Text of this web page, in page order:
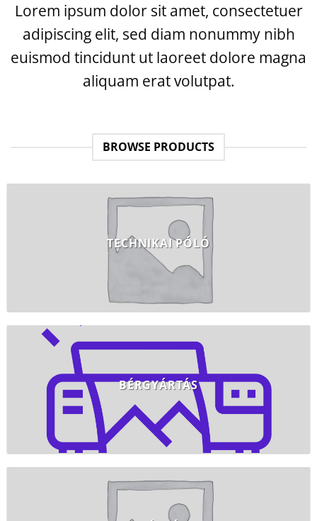
Lorem ipsum dolor sit amet, consectetuer
adipiscing elit, sed diam nonummy nibh
euismod tincidunt ut laoreet dolore magna
aliquam erat volutpat.
BROWSE PRODUCTS
TECHNIKAI PÓLÓ
BÉRGYÁRTÁS